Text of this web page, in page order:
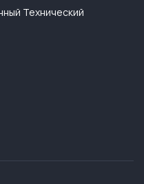
Технический